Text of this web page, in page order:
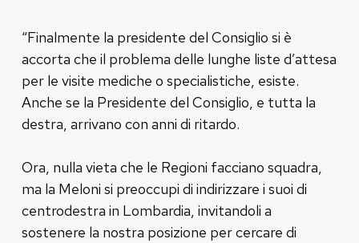
“Finalmente la presidente del Consiglio si è
accorta che il problema delle lunghe liste d’attesa
per le visite mediche o specialistiche, esiste.
Anche se la Presidente del Consiglio, e tutta la
destra, arrivano con anni di ritardo.
Ora, nulla vieta che le Regioni facciano squadra,
ma la Meloni si preoccupi di indirizzare i suoi di
centrodestra in Lombardia, invitandoli a
sostenere la nostra posizione per cercare di